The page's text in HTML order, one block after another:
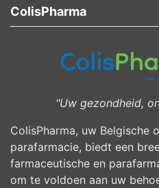
ColisPharma
"Uw gezondheid,
ColisPharma, uw Belgische
parafarmacie, biedt een
farmaceutische en
om te voldoen aan uw